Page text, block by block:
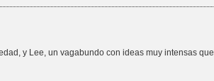
y Lee, un vagabundo con ideas muy intensas que